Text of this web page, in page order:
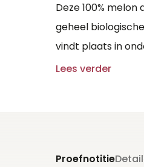
Deze 100%
geheel
vindt plaats in
voor 12 maanden
Lees verder
Proefnotitie